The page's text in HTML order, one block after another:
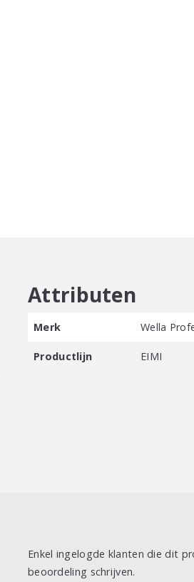
Attributen
Merk Wella
Productlijn EIMI
Enkel ingelogde klanten die dit
beoordeling schrijven.